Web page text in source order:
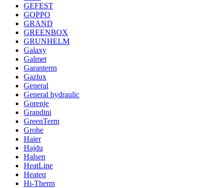
GEFEST
GOPPO
GRAND
GREENBOX
GRUNHELM
Galaxy
Galmet
Garanterm
Gazlux
General
General hydraulic
Gorenje
Grandini
GreenTerm
Grohe
Haier
Hajdu
Halsen
HeatLine
Heateq
Hi-Therm